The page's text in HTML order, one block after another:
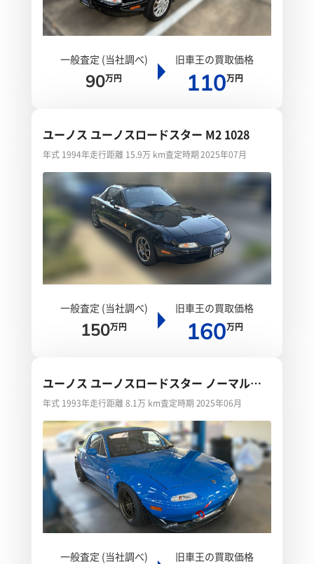
一般査定 (当社調べ)
90万円
旧車王の買取価格
110万円
ユーノス ユーノスロードスター M2 1028
年式 1994年走行距離 15.9万 km査定時期 2025年07月
一般査定 (当社調べ)
150万円
旧車王の買取価格
160万円
ユーノス ユーノスロードスター ノーマルベ
ース車
年式 1993年走行距離 8.1万 km査定時期 2025年06月
一般査定 (当社調べ) 旧車王の買取価格